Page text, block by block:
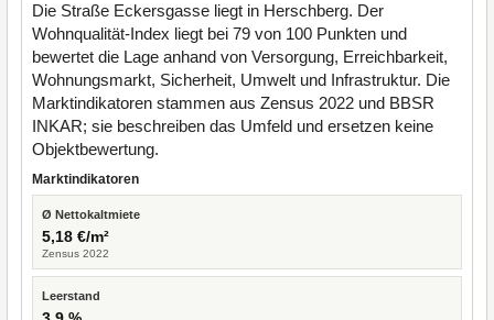
Die Straße Eckersgasse liegt in Herschberg. Der
Wohnqualität-Index liegt bei 79 von 100 Punkten und
bewertet die Lage anhand von Versorgung, Erreichbarkeit,
Wohnungsmarkt, Sicherheit, Umwelt und Infrastruktur. Die
Marktindikatoren stammen aus Zensus 2022 und BBSR
INKAR; sie beschreiben das Umfeld und ersetzen keine
Objektbewertung.
Marktindikatoren
Ø Nettokaltmiete
5,18 €/m²
Zensus 2022
Leerstand